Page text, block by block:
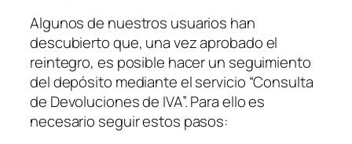
Algunos de nuestros usuarios han
descubierto que, una vez aprobado el
reintegro, es posible hacer un seguimiento
del depósito mediante el servicio “Consulta
de Devoluciones de IVA”. Para ello es
necesario seguir estos pasos: